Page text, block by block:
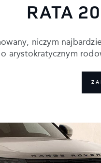
RATA
niczym
arystokratycznym